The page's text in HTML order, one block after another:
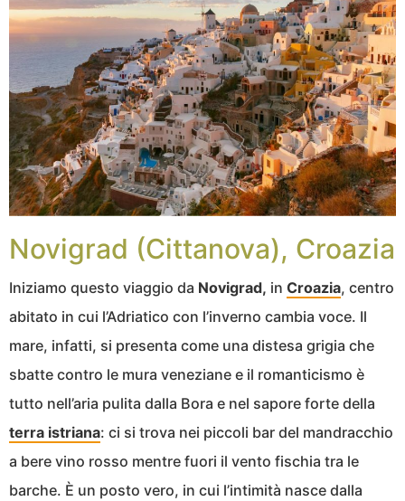
Novigrad (Cittanova), Croazia
Iniziamo questo viaggio da Novigrad, in Croazia, centro
abitato in cui l’Adriatico con l’inverno cambia voce. Il
mare, infatti, si presenta come una distesa grigia che
sbatte contro le mura veneziane e il romanticismo è
tutto nell’aria pulita dalla Bora e nel sapore forte della
terra istriana: ci si trova nei piccoli bar del mandracchio
a bere vino rosso mentre fuori il vento fischia tra le
barche. È un posto vero, in cui l’intimità nasce dalla